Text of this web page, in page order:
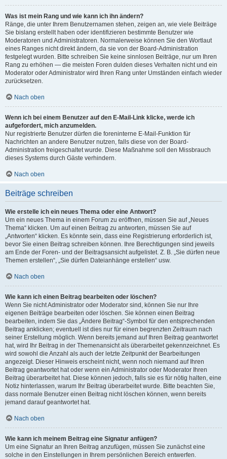
Was ist mein Rang und wie kann ich ihn ändern?
Ränge, die unter Ihrem Benutzernamen stehen, zeigen an, wie viele Beiträge
Sie bislang erstellt haben oder identifizieren bestimmte Benutzer wie
Moderatoren und Administratoren. Normalerweise können Sie den Wortlaut
eines Ranges nicht direkt ändern, da sie von der Board-Administration
festgelegt wurden. Bitte schreiben Sie keine sinnlosen Beiträge, nur um Ihren
Rang zu erhöhen — die meisten Foren dulden dieses Verhalten nicht und ein
Moderator oder Administrator wird Ihren Rang unter Umständen einfach wieder
zurücksetzen.
Nach oben
Wenn ich bei einem Benutzer auf den E-Mail-Link klicke, werde ich
aufgefordert, mich anzumelden.
Nur registrierte Benutzer dürfen die foreninterne E-Mail-Funktion für
Nachrichten an andere Benutzer nutzen, falls diese von der Board-
Administration freigeschaltet wurde. Diese Maßnahme soll den Missbrauch
dieses Systems durch Gäste verhindern.
Nach oben
Beiträge schreiben
Wie erstelle ich ein neues Thema oder eine Antwort?
Um ein neues Thema in einem Forum zu eröffnen, müssen Sie auf „Neues
Thema“ klicken. Um auf einen Beitrag zu antworten, müssen Sie auf
„Antworten“ klicken. Es könnte sein, dass eine Registrierung erforderlich ist,
bevor Sie einen Beitrag schreiben können. Ihre Berechtigungen sind jeweils
am Ende der Foren- und der Beitragsansicht aufgelistet. Z. B. „Sie dürfen neue
Themen erstellen“, „Sie dürfen Dateianhänge erstellen“ usw.
Nach oben
Wie kann ich einen Beitrag bearbeiten oder löschen?
Wenn Sie nicht Administrator oder Moderator sind, können Sie nur Ihre
eigenen Beiträge bearbeiten oder löschen. Sie können einen Beitrag
bearbeiten, indem Sie das „Ändere Beitrag“-Symbol für den entsprechenden
Beitrag anklicken; eventuell ist dies nur für einen begrenzten Zeitraum nach
seiner Erstellung möglich. Wenn bereits jemand auf Ihren Beitrag geantwortet
hat, wird Ihr Beitrag in der Themenansicht als überarbeitet gekennzeichnet. Es
wird sowohl die Anzahl als auch der letzte Zeitpunkt der Bearbeitungen
angezeigt. Dieser Hinweis erscheint nicht, wenn noch niemand auf Ihren
Beitrag geantwortet hat oder wenn ein Administrator oder Moderator Ihren
Beitrag überarbeitet hat. Diese können jedoch, falls sie es für nötig halten, eine
Notiz hinterlassen, warum Ihr Beitrag überarbeitet wurde. Bitte beachten Sie,
dass normale Benutzer einen Beitrag nicht löschen können, wenn bereits
jemand darauf geantwortet hat.
Nach oben
Wie kann ich meinem Beitrag eine Signatur anfügen?
Um eine Signatur an Ihren Beitrag anzufügen, müssen Sie zunächst eine
solche in den Einstellungen in Ihrem persönlichen Bereich entwerfen.